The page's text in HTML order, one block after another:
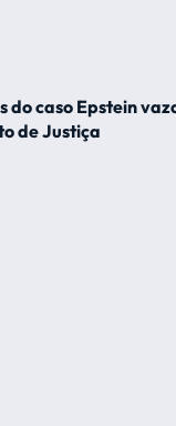
do caso Epstein
de Justiça